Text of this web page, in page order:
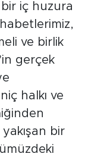
bir iç huzura
ve birlik
gerçek
halkı ve
bir